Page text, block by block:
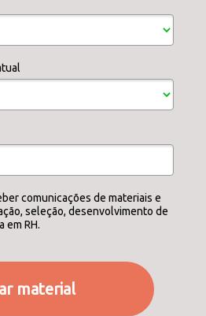
comunicações de materiais e
seleção, desenvolvimento de
em RH.
material